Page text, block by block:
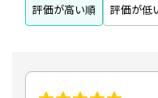
評価が高い順 評価が低